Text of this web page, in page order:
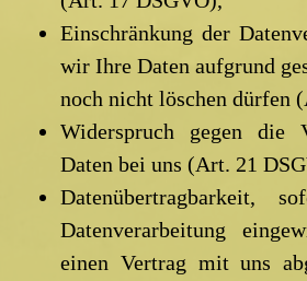
Einschränkung der
wir Ihre Daten aufgrund
noch nicht löschen dürfen
Widerspruch gegen die
Daten bei uns (Art. 21
Datenübertragbarkeit,
Datenverarbeitung
einen Vertrag mit uns